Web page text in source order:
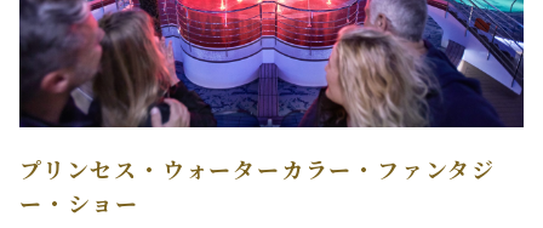
プリンセス・ウォーターカラー・ファンタジ
ー・ショー